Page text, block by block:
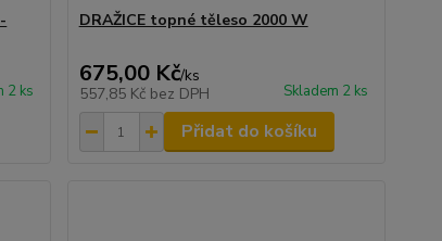
2 ks
DRAŽICE topné těleso 2000 W
675,00 Kč/ks
557,85 Kč bez DPH Skladem 2 ks
Přidat do košíku